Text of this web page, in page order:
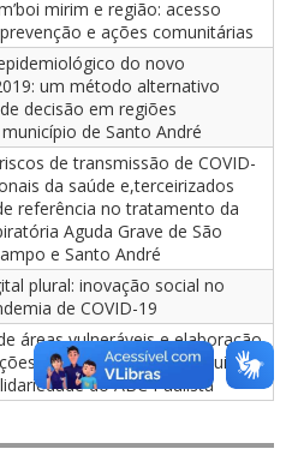
mirim e região: acesso
e ações comunitárias
do novo
um método alternativo
decisão em regiões
de Santo André
de transmissão de COVID-
da saúde e,terceirizados
referência no tratamento da
Aguda Grave de São
e Santo André
plural: inovação social no
de COVID-19
áreas vulneráveis e elaboração
de saúde: uma,contribuição
do ABC Paulista